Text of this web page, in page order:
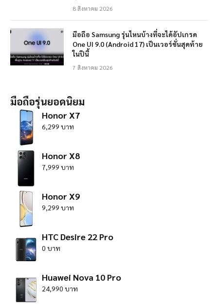
8 สิงหาคม 2026
มือถือ Samsung รุ่นไหนบ้างที่จะได้อัปเกรด
One UI 9.0 (Android 17) เป็นเวอร์ชั่นสุดท้าย
ในปีนี้
7 สิงหาคม 2026
มือถือรุ่นยอดนิยม
Honor X7
6,299 บาท
Honor X8
7,999 บาท
Honor X9
9,299 บาท
HTC Desire 22 Pro
0 บาท
Huawei Nova 10 Pro
24,990 บาท